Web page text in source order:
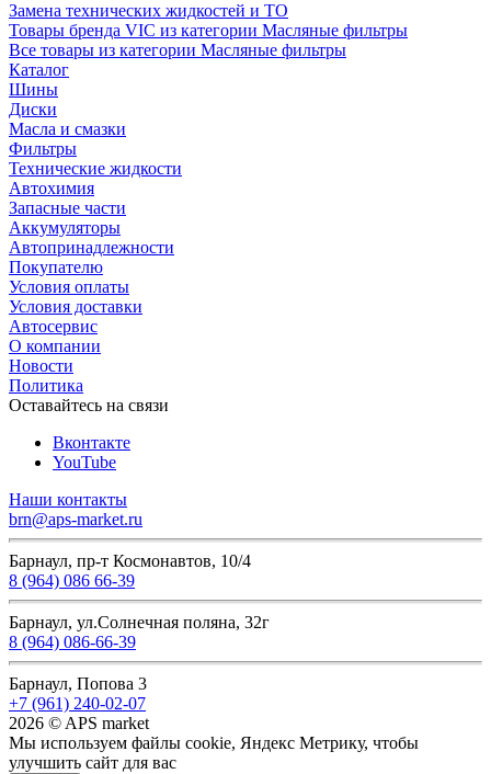
Замена технических жидкостей и ТО
Товары бренда VIC из категории Масляные фильтры
Все товары из категории Масляные фильтры
Каталог
Шины
Диски
Масла и смазки
Фильтры
Технические жидкости
Автохимия
Запасные части
Аккумуляторы
Автопринадлежности
Покупателю
Условия оплаты
Условия доставки
Автосервис
О компании
Новости
Политика
Оставайтесь на связи
Вконтакте
YouTube
Наши контакты
brn@aps-market.ru
Барнаул, пр-т Космонавтов, 10/4
8 (964) 086 66-39
Барнаул, ул.Солнечная поляна, 32г
8 (964) 086-66-39
Барнаул, Попова 3
+7 (961) 240-02-07
2026 © APS market
Мы используем файлы cookie, Яндекс Метрику, чтобы
улучшить сайт для вас